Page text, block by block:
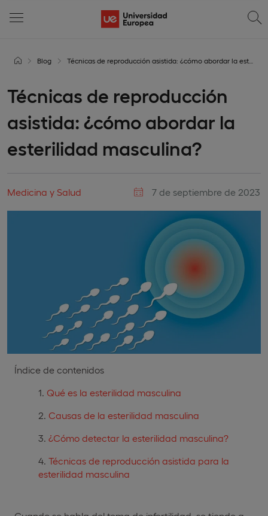
Blog Técnicas de reproducción asistida: ¿cómo abordar la esterilidad masculina?
Técnicas de reproducción
asistida: ¿cómo abordar la
esterilidad masculina?
Medicina y Salud 7 de septiembre de 2023
Índice de contenidos
Qué es la esterilidad masculina
Causas de la esterilidad masculina
¿Cómo detectar la esterilidad masculina?
Técnicas de reproducción asistida para la
esterilidad masculina